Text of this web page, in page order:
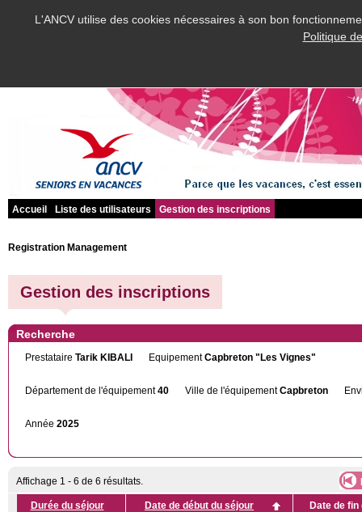
L'ANCV utilise des cookies nécessaires à son bon
Politique
Accueil Liste des utilisateurs Gestion des inscriptions
Registration Management
Gestion des inscriptions
Recherche
Prestataire Tarik KIBALI EquipementCapbreton "Les Vignes"
Département de l'équipement40 Ville de l'équipementCapbreton
Année 2025
Affichage 1 - 6 de 6 résultats.
Durée du séjour Date de début du séjour Date de